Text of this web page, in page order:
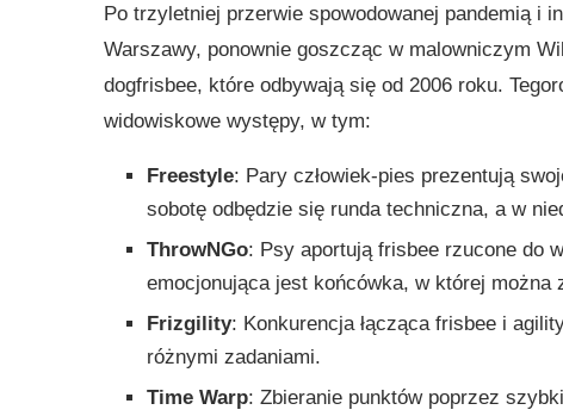
Po trzyletniej przerwie spowodowanej pandemią i
Warszawy, ponownie goszcząc w malowniczym
dogfrisbee, które odbywają się od 2006 roku.
widowiskowe występy, w tym:
Freestyle: Pary człowiek-pies prezentują
sobotę odbędzie się runda techniczna, a w
ThrowNGo: Psy aportują frisbee rzucone do
emocjonująca jest końcówka, w której można
Frizgility: Konkurencja łącząca frisbee i
różnymi zadaniami.
Time Warp: Zbieranie punktów poprzez